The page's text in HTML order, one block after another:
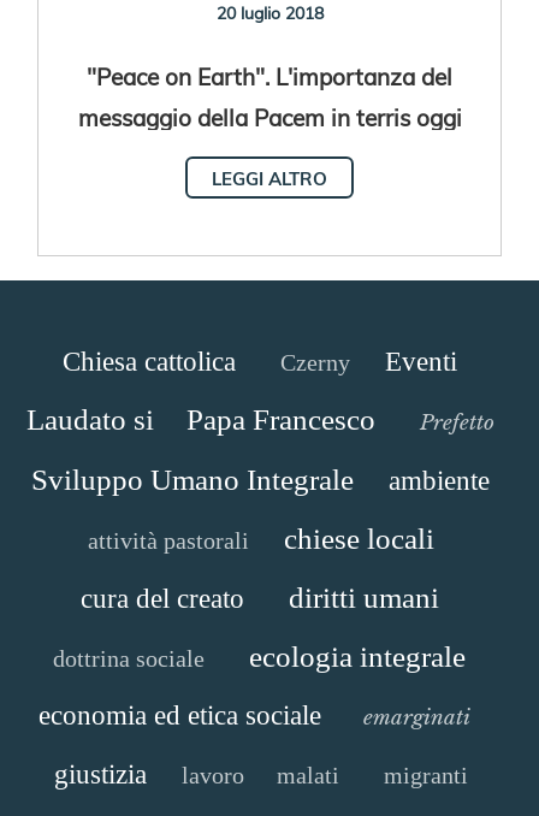
20 luglio 2018
"Peace on Earth". L'importanza del
messaggio della Pacem in terris oggi
LEGGI ALTRO
Chiesa cattolica Czerny Eventi
Laudato si Papa Francesco Prefetto
Sviluppo Umano Integrale ambiente
attività pastorali chiese locali
cura del creato diritti umani
dottrina sociale ecologia integrale
economia ed etica sociale emarginati
giustizia lavoro malati migranti